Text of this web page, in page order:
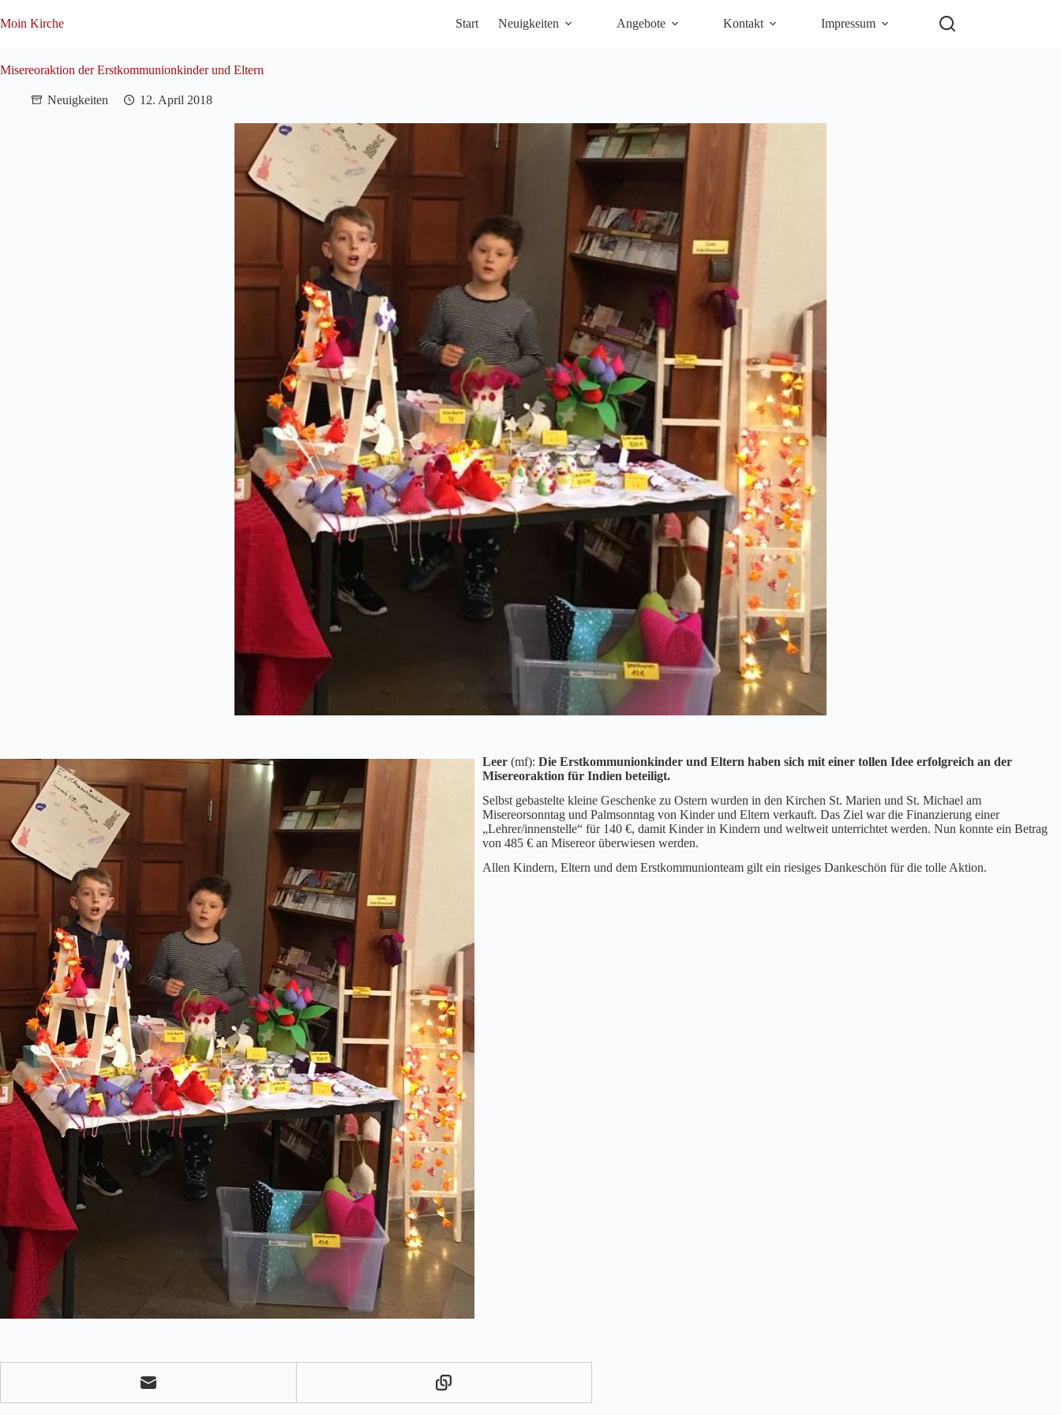
Inhalt
Moin Kirche Start Neuigkeiten Angebote Kontakt Impressum
Misereoraktion der Erstkommunionkinder und Eltern
Neuigkeiten 12. April 2018
Leer (mf): Die Erstkommunionkinder und Eltern haben sich mit einer tollen Idee erfolgreich an der
Misereoraktion für Indien beteiligt.
Selbst gebastelte kleine Geschenke zu Ostern wurden in den Kirchen St. Marien und St. Michael am
Misereorsonntag und Palmsonntag von Kinder und Eltern verkauft. Das Ziel war die Finanzierung einer
„Lehrer/innenstelle“ für 140 €, damit Kinder in Kindern und weltweit unterrichtet werden. Nun konnte ein Betrag
von 485 € an Misereor überwiesen werden.
Allen Kindern, Eltern und dem Erstkommunionteam gilt ein riesiges Dankeschön für die tolle Aktion.